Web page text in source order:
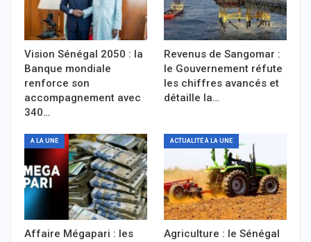
Vision Sénégal 2050 : la
Banque mondiale
renforce son
accompagnement avec
340…
Revenus de Sangomar :
le Gouvernement réfute
les chiffres avancés et
détaille la…
A LA UNE
Affaire Mégapari : les
ACTUALITÉ À LA UNE
Agriculture : le Sénégal